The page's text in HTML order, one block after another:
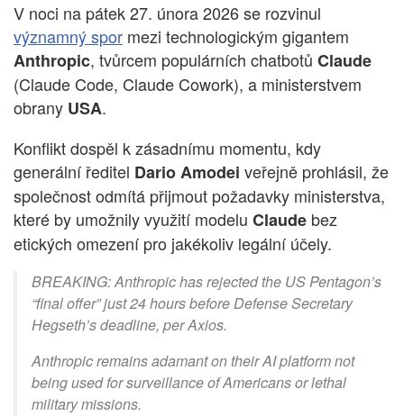
V noci na pátek 27. února 2026 se rozvinul
významný spor mezi technologickým gigantem
Anthropic, tvůrcem populárních chatbotů Claude
(Claude Code, Claude Cowork), a ministerstvem
obrany USA.
Konflikt dospěl k zásadnímu momentu, kdy
generální ředitel Dario Amodei veřejně prohlásil, že
společnost odmítá přijmout požadavky ministerstva,
které by umožnily využití modelu Claude bez
etických omezení pro jakékoliv legální účely.
BREAKING: Anthropic has rejected the US Pentagon’s
“final offer” just 24 hours before Defense Secretary
Hegseth’s deadline, per Axios.
Anthropic remains adamant on their AI platform not
being used for surveillance of Americans or lethal
military missions.